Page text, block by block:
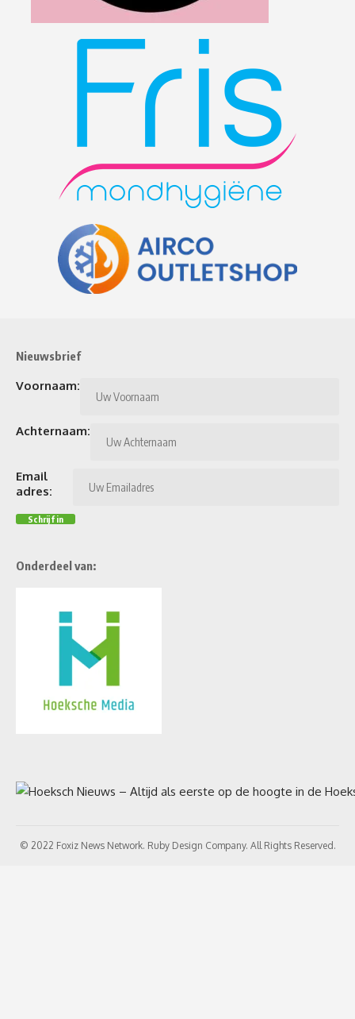
Nieuwsbrief
Voornaam:
Achternaam:
Email
adres:
Onderdeel van:
© 2022 Foxiz News Network. Ruby Design Company. All Rights Reserved.